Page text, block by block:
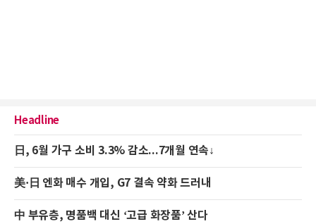
Headline
日, 6월 가구 소비 3.3% 감소...7개월 연속↓
美·日 엔화 매수 개입, G7 결속 약화 드러내
中 부유층, 명품백 대신 ‘고급 화장품’ 산다